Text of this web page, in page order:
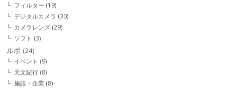
フィルター (19)
デジタルカメラ (30)
カメラレンズ (29)
ソフト (3)
ルポ (24)
イベント (9)
天文紀行 (8)
施設・企業 (8)